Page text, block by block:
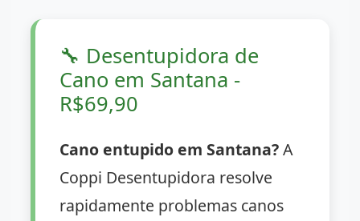
🔧 Desentupidora de
Cano em Santana -
R$69,90
Cano entupido em Santana?A
Coppi Desentupidora resolve
rapidamente problemas canos